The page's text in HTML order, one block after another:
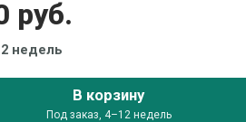
руб.
недель
В корзину
Под заказ, 4–12 недель